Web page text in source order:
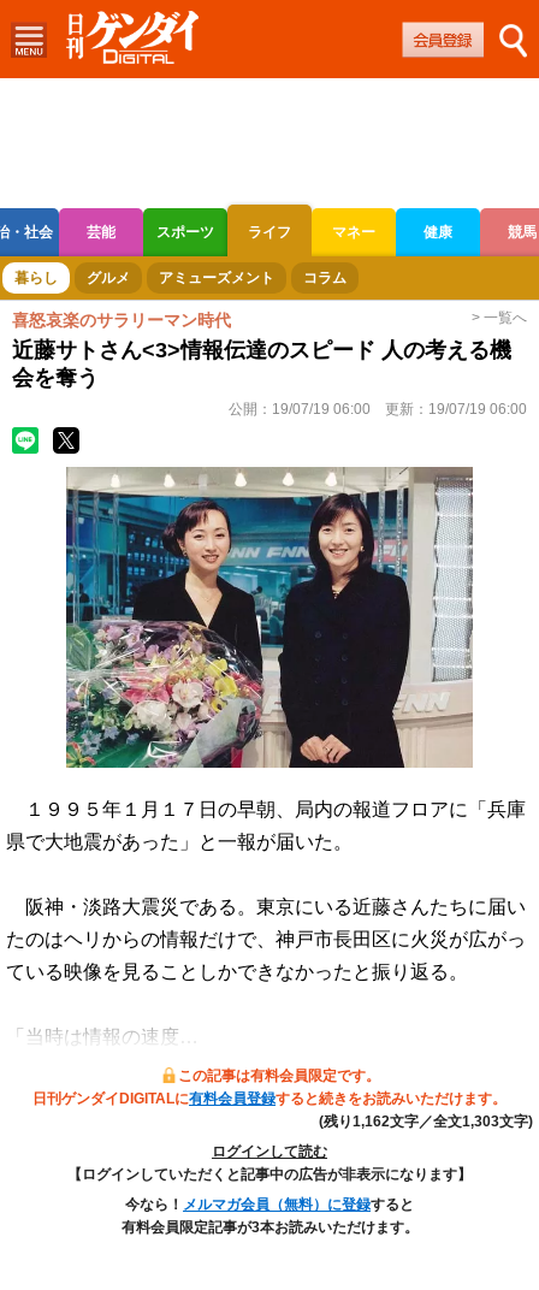
・社会 芸能 スポーツ ライフ マネー 健康 競馬
ボートレース 競輪 オートレース
暮らし グルメ アミューズメント コラム
喜怒哀楽のサラリーマン時代 > 一覧へ
近藤サトさん<3>情報伝達のスピード 人の考える機
会を奪う
公開： 19/07/19 06:00 更新： 19/07/19 06:00
１９９５年１月１７日の早朝、局内の報道フロアに「兵庫
県で大地震があった」と一報が届いた。
阪神・淡路大震災である。東京にいる近藤さんたちに届い
たのはヘリからの情報だけで、神戸市長田区に火災が広がっ
ている映像を見ることしかできなかったと振り返る。
「当時は情報の速度…
この記事は有料会員限定です。
日刊ゲンダイDIGITALに有料会員登録すると続きをお読みいただけます。
(残り1,162文字／全文1,303文字)
ログインして読む
【ログインしていただくと記事中の広告が非表示になります】
今なら！ メルマガ会員（無料）に登録すると
有料会員限定記事が3本お読みいただけます。